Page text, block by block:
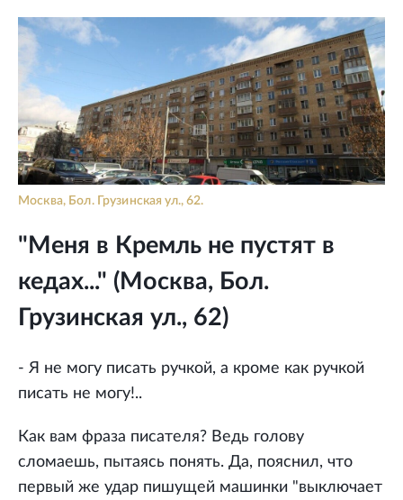
Москва, Бол. Грузинская ул., 62.
"Меня в Кремль не пустят в
кедах..." (Москва, Бол.
Грузинская ул., 62)
- Я не могу писать ручкой, а кроме как ручкой
писать не могу!..
Как вам фраза писателя? Ведь голову
сломаешь, пытаясь понять. Да, пояснил, что
первый же удар пишущей машинки "выключает